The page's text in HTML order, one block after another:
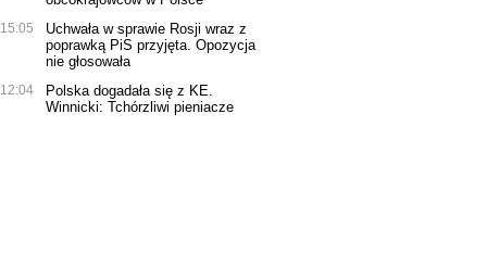
15:05
Uchwała w sprawie Rosji wraz z
poprawką PiS przyjęta. Opozycja
nie głosowała
12:04
Polska dogadała się z KE.
Winnicki: Tchórzliwi pieniacze